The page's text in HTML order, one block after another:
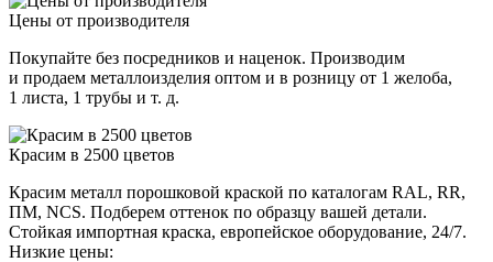
Цены от производителя
Покупайте без посредников и наценок. Производим
и продаем металлоизделия оптом и в розницу от 1 желоба,
1 листа, 1 трубы и т. д.
Красим в 2500 цветов
Красим металл порошковой краской по каталогам RAL, RR,
ПМ, NCS. Подберем оттенок по образцу вашей детали.
Стойкая импортная краска, европейское оборудование, 24/7.
Низкие цены: